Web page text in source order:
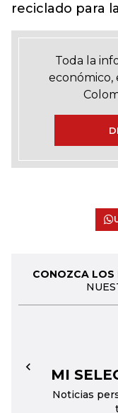
reciclado para
Toda la
económico,
CONOZCA LOS
MI
Noticias
←